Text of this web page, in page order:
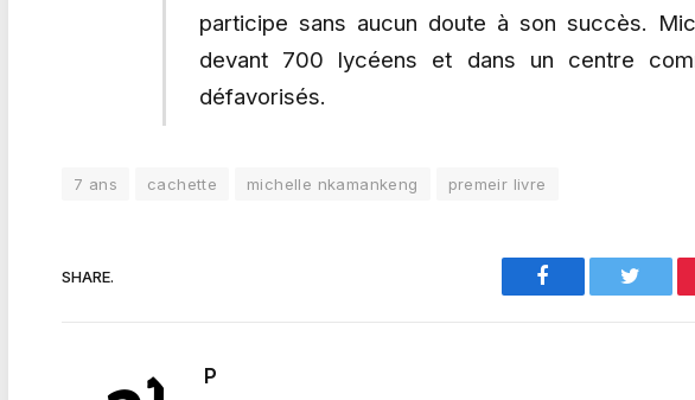
participe sans aucun doute à son succès.
devant 700 lycéens et dans un centre
défavorisés.
7 ans cachette michelle nkamankeng premeir livre
SHARE. Facebook
P